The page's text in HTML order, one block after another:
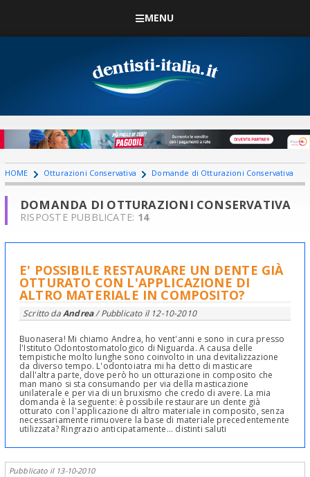
MENU
HOME Otturazioni Conservativa Domande di Otturazioni Conservativa
DOMANDA DI OTTURAZIONI CONSERVATIVA
RISPOSTE PUBBLICATE: 14
E' POSSIBILE RESTAURARE UN DENTE GIÀ
OTTURATO CON L'APPLICAZIONE DI
ALTRO MATERIALE IN COMPOSITO?
Scritto daAndrea/ Pubblicato il 12-10-2010
Buonasera! Mi chiamo Andrea, ho vent'anni e sono in cura presso
l'Istituto Odontostomatologico di Niguarda. A causa delle
tempistiche molto lunghe sono coinvolto in una devitalizzazione
da diverso tempo. L'odontoiatra mi ha detto di masticare
dall'altra parte, dove però ho un otturazione in composito che
man mano si sta consumando per via della masticazione
unilaterale e per via di un bruxismo che credo di avere. La mia
domanda è la seguente: è possibile restaurare un dente già
otturato con l'applicazione di altro materiale in composito, senza
necessariamente rimuovere la base di materiale precedentemente
utilizzata? Ringrazio anticipatamente... distinti saluti
Pubblicato il 13-10-2010